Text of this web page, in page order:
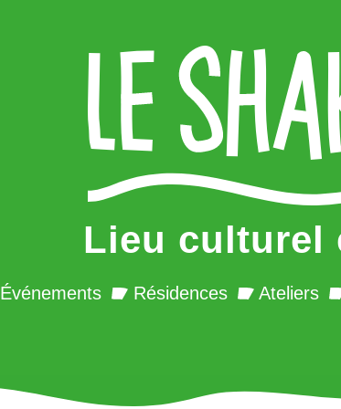
Lieu culturel
Événements Résidences Ateliers